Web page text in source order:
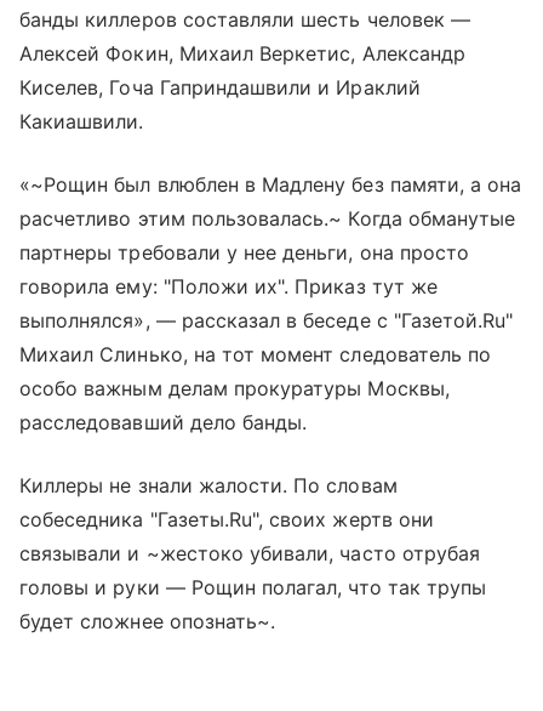
банды киллеров составляли шесть человек —
Алексей Фокин, Михаил Веркетис, Александр
Киселев, Гоча Гаприндашвили и Ираклий
Какиашвили.
«~Рощин был влюблен в Мадлену без памяти, а она
расчетливо этим пользовалась.~ Когда обманутые
партнеры требовали у нее деньги, она просто
говорила ему: "Положи их". Приказ тут же
выполнялся», — рассказал в беседе с "Газетой.Ru"
Михаил Слинько, на тот момент следователь по
особо важным делам прокуратуры Москвы,
расследовавший дело банды.
Киллеры не знали жалости. По словам
собеседника "Газеты.Ru", своих жертв они
связывали и ~жестоко убивали, часто отрубая
головы и руки — Рощин полагал, что так трупы
будет сложнее опознать~.